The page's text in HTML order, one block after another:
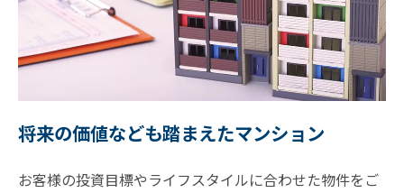
将来の価値なども踏まえたマンション
お客様の投資目標やライフスタイルに合わせた物件をご